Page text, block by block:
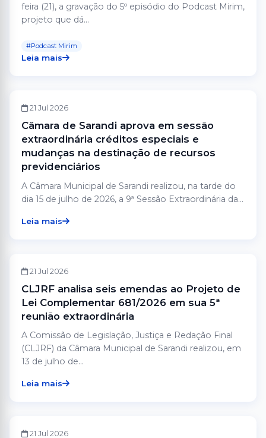
feira (21), a gravação do 5º episódio do Podcast Mirim,
projeto que dá...
#Podcast Mirim
Leia mais
CÂMARA
21 Jul 2026
Câmara de Sarandi aprova em sessão
extraordinária créditos especiais e
mudanças na destinação de recursos
previdenciários
A Câmara Municipal de Sarandi realizou, na tarde do
dia 15 de julho de 2026, a 9ª Sessão Extraordinária da...
Leia mais
CÂMARA
21 Jul 2026
CLJRF analisa seis emendas ao Projeto de
Lei Complementar 681/2026 em sua 5ª
reunião extraordinária
A Comissão de Legislação, Justiça e Redação Final
(CLJRF) da Câmara Municipal de Sarandi realizou, em
13 de julho de...
Leia mais
CÂMARA
21 Jul 2026